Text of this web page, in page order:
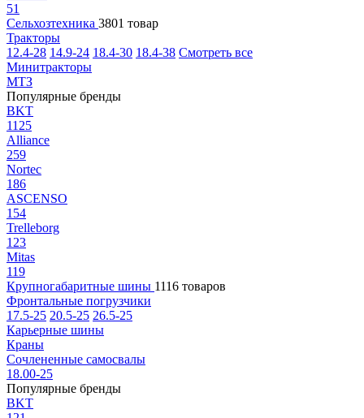
51
Сельхозтехника 3801 товар
Тракторы
12.4-28 14.9-24 18.4-30 18.4-38 Смотреть все
Минитракторы
МТЗ
Популярные бренды
BKT
1125
Alliance
259
Nortec
186
ASCENSO
154
Trelleborg
123
Mitas
119
Крупногабаритные шины 1116 товаров
Фронтальные погрузчики
17.5-25 20.5-25 26.5-25
Карьерные шины
Краны
Сочлененные самосвалы
18.00-25
Популярные бренды
BKT